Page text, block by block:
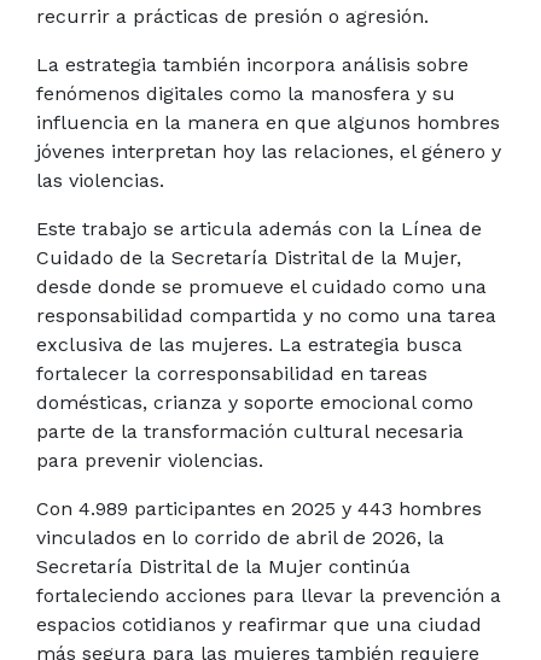
recurrir a prácticas de presión o agresión.
La estrategia también incorpora análisis sobre
fenómenos digitales como la manosfera y su
influencia en la manera en que algunos hombres
jóvenes interpretan hoy las relaciones, el género y
las violencias.
Este trabajo se articula además con la Línea de
Cuidado de la Secretaría Distrital de la Mujer,
desde donde se promueve el cuidado como una
responsabilidad compartida y no como una tarea
exclusiva de las mujeres. La estrategia busca
fortalecer la corresponsabilidad en tareas
domésticas, crianza y soporte emocional como
parte de la transformación cultural necesaria
para prevenir violencias.
Con 4.989 participantes en 2025 y 443 hombres
vinculados en lo corrido de abril de 2026, la
Secretaría Distrital de la Mujer continúa
fortaleciendo acciones para llevar la prevención a
espacios cotidianos y reafirmar que una ciudad
más segura para las mujeres también requiere